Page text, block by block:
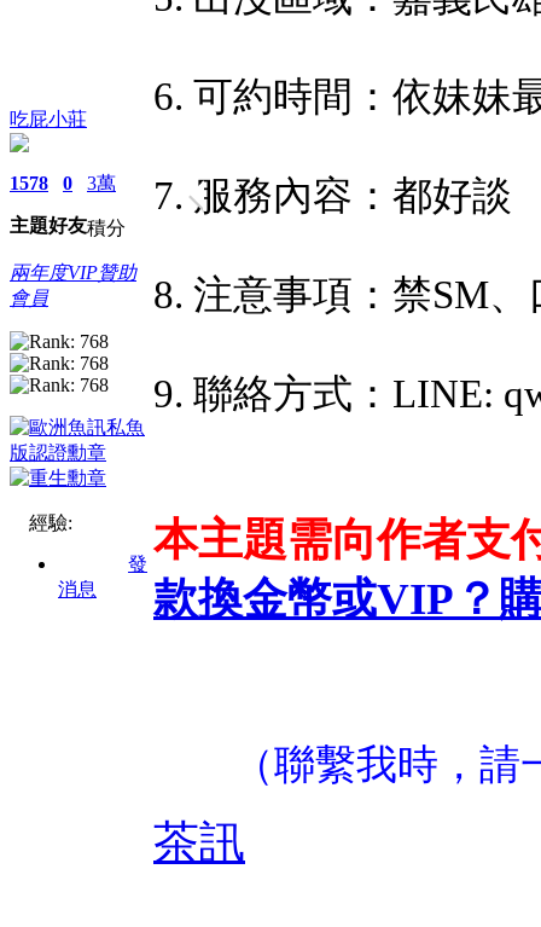
吃屁小莊
1578
主題
0
好友
3萬
積分
兩年度VIP贊助
會員
經驗:
發
消息
6. 可約時間：依妹妹
7. 服務內容：都好談
8. 注意事項：禁SM
9. 聯絡方式：LINE:
本主題需向作者支
款換金幣或VIP？
（聯繫我時，
茶訊